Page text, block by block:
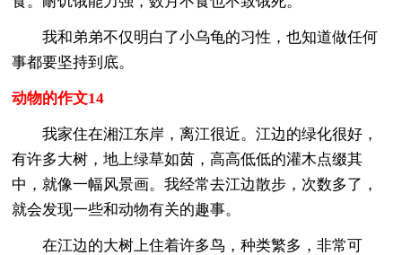
我和弟弟不仅明白了小乌龟的习性，也知道做任何
事都要坚持到底。
动物的作文14
我家住在湘江东岸，离江很近。江边的绿化很好，
有许多大树，地上绿草如茵，高高低低的灌木点缀其
中，就像一幅风景画。我经常去江边散步，次数多了，
就会发现一些和动物有关的趣事。
在江边的大树上住着许多鸟，种类繁多，非常可